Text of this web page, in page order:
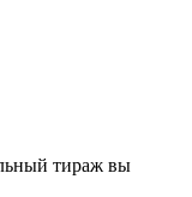
тираж вы